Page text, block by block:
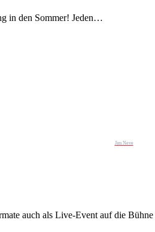
in den Sommer! Jeden…
Jim Neve
auch als Live-Event auf die